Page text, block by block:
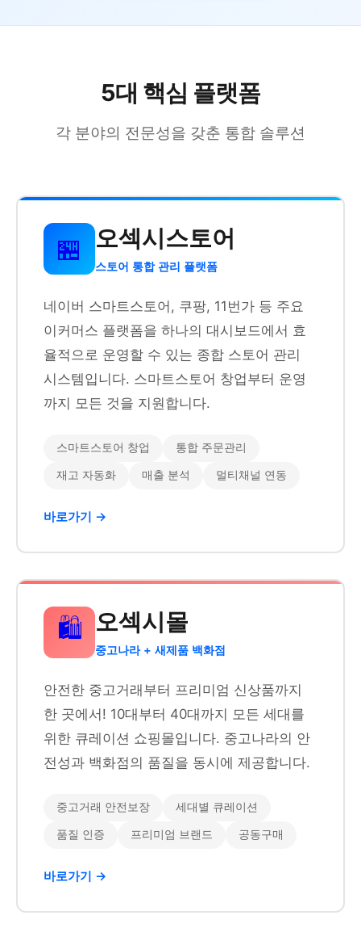
5대 핵심 플랫폼
각 분야의 전문성을 갖춘 통합 솔루션
🏪 오섹시스토어
스토어 통합 관리 플랫폼
네이버 스마트스토어, 쿠팡, 11번가 등 주요
이커머스 플랫폼을 하나의 대시보드에서 효
율적으로 운영할 수 있는 종합 스토어 관리
시스템입니다. 스마트스토어 창업부터 운영
까지 모든 것을 지원합니다.
스마트스토어 창업 통합 주문관리
재고 자동화 매출 분석 멀티채널 연동
바로가기 →
🛍️ 오섹시몰
중고나라 + 새제품 백화점
안전한 중고거래부터 프리미엄 신상품까지
한 곳에서! 10대부터 40대까지 모든 세대를
위한 큐레이션 쇼핑몰입니다. 중고나라의 안
전성과 백화점의 품질을 동시에 제공합니다.
중고거래 안전보장 세대별 큐레이션
품질 인증 프리미엄 브랜드 공동구매
바로가기 →